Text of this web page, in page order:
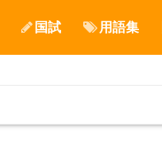
国試 用語集